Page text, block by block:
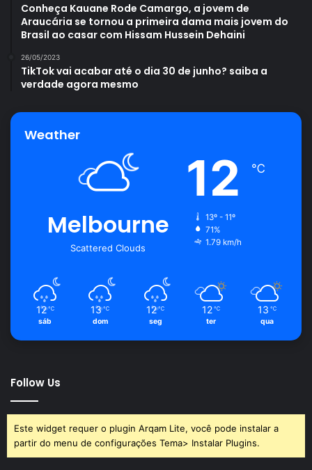
Conheça Kauane Rode Camargo, a jovem de
Araucária se tornou a primeira dama mais jovem do
Brasil ao casar com Hissam Hussein Dehaini
26/05/2023
TikTok vai acabar até o dia 30 de junho? saiba a
verdade agora mesmo
Weather
Melbourne
Scattered Clouds
12 ℃
13º - 11º
71%
1.79 km/h
12 ℃
sáb
13 ℃
dom
12 ℃
seg
12 ℃
ter
13 ℃
qua
Follow Us
Este widget requer o plugin Arqam Lite, você pode instalar a
partir do menu de configurações Tema> Instalar Plugins.